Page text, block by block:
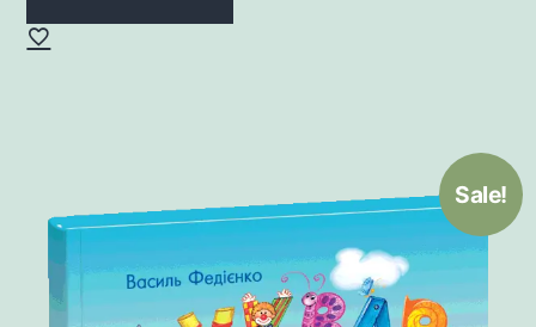
Sale!